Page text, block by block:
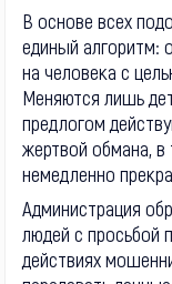
В основе всех
единый алгоритм:
на человека с
Меняются лишь
предлогом
жертвой обмана, в
немедленно
Администрация
людей с просьбой
действиях